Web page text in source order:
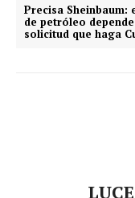
Precisa Sheinbaum:
de petróleo
solicitud que haga